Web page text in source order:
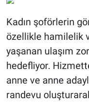
Kadın şoförlerin
özellikle hamilelik
yaşanan ulaşım
hedefliyor.
anne ve anne
randevu